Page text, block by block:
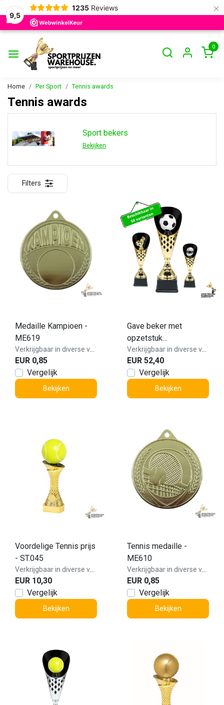
9,5
1235 Reviews ×
0
Home Per Sport Tennis awards
Tennis awards
Sport bekers
Bekijken
Filters
Medaille Kampioen -
ME619
EUR 0,85
Vergelijk
Bekijken
Gave beker met
opzetstuk
mogelijkheden - X491
EUR 52,40
Vergelijk
Bekijken
Voordelige Tennis prijs
- ST.045
EUR 10,30
Vergelijk
Bekijken
Tennis medaille -
ME610
EUR 0,85
Vergelijk
Bekijken